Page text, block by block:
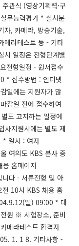
관식 (영상기획력·구
무능력평가 * 실시분
자, 카메라, 방송기술,
메라테스트 등 - 기타
시 일정은 전형단계별
전형일정 - 원서접수
* 접수방법 : 인터넷
에는 지원자가 많
감일 전에 접수하여
도 고지하는 일정에
사지원시에는 별도 제
* 일시 : 여자
여의도 KBS 본사 중
홈페이지
다 - 서류전형 및 아
10시 KBS 채용 홈
일) 09:00 * 대
원 ※ 시험장소, 준비
메라테스트 합격자
1. 1 8. 기타사항 -